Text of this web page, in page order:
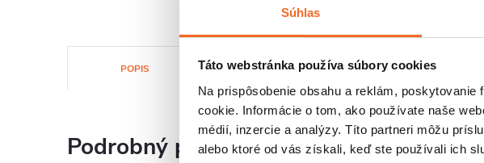
Súhlas
Táto webstránka používa súbory cookies
Na prispôsobenie obsahu a reklám,
cookie. Informácie o tom, ako používate naše
médií, inzercie a analýzy. Títo partneri môžu
alebo ktoré od vás získali, keď ste používali ich
POPIS SÚBORY NA STIAHNUTIE HODNOTENIE
Podrobný popis